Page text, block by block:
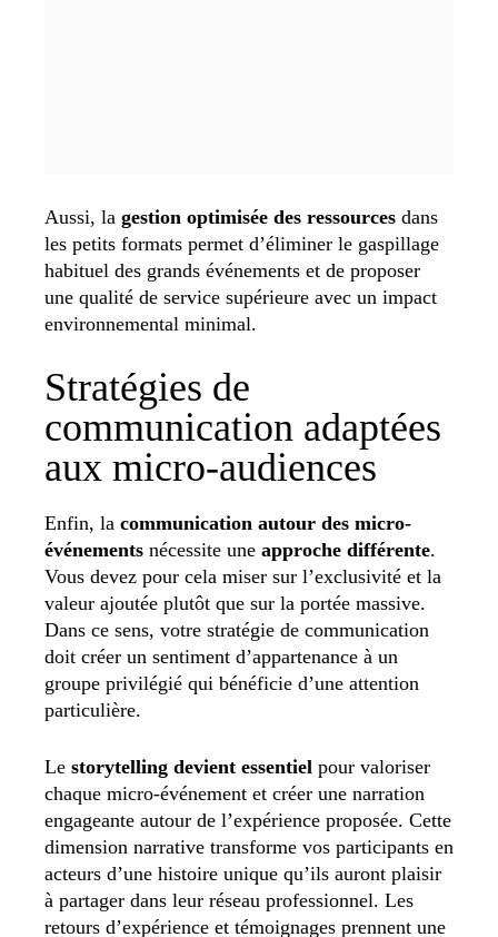
Aussi, la gestion optimisée des ressources dans
les petits formats permet d’éliminer le gaspillage
habituel des grands événements et de proposer
une qualité de service supérieure avec un impact
environnemental minimal.
Stratégies de
communication adaptées
aux micro-audiences
Enfin, la communication autour des micro-
événements nécessite une approche différente.
Vous devez pour cela miser sur l’exclusivité et la
valeur ajoutée plutôt que sur la portée massive.
Dans ce sens, votre stratégie de communication
doit créer un sentiment d’appartenance à un
groupe privilégié qui bénéficie d’une attention
particulière.
Le storytelling devient essentiel pour valoriser
chaque micro-événement et créer une narration
engageante autour de l’expérience proposée. Cette
dimension narrative transforme vos participants en
acteurs d’une histoire unique qu’ils auront plaisir
à partager dans leur réseau professionnel. Les
retours d’expérience et témoignages prennent une